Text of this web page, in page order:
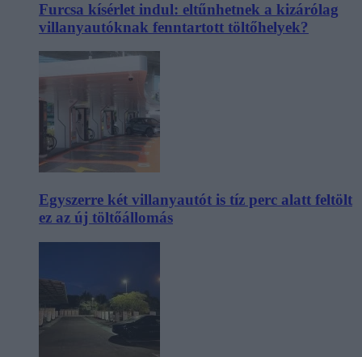
Furcsa kísérlet indul: eltűnhetnek a kizárólag
villanyautóknak fenntartott töltőhelyek?
Egyszerre két villanyautót is tíz perc alatt feltölt
ez az új töltőállomás